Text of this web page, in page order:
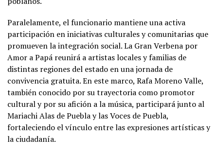
Paralelamente, el funcionario mantiene una activa
participación en iniciativas culturales y comunitarias que
promueven la integración social. La Gran Verbena por
Amor a Papá reunirá a artistas locales y familias de
distintas regiones del estado en una jornada de
convivencia gratuita. En este marco, Rafa Moreno Valle,
también conocido por su trayectoria como promotor
cultural y por su afición a la música, participará junto al
Mariachi Alas de Puebla y las Voces de Puebla,
fortaleciendo el vínculo entre las expresiones artísticas y
la ciudadanía.